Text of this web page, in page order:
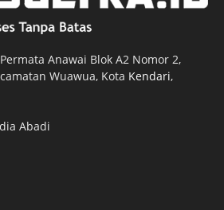
Anawai Blok A2 Nomor 2,
Wuawua, Kota Kendari,
Abadi